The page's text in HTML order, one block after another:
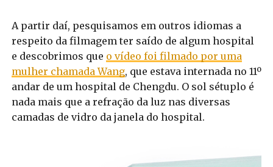
A partir daí, pesquisamos em outros idiomas a
respeito da filmagem ter saído de algum hospital
e descobrimos que o vídeo foi filmado por uma
mulher chamada Wang, que estava internada no 11º
andar de um hospital de Chengdu. O sol sétuplo é
nada mais que a refração da luz nas diversas
camadas de vidro da janela do hospital.